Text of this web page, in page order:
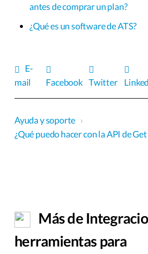
antes de comprar un plan?
¿Qué es un software de ATS?
E-
mail
Facebook Twitter
Ayuda y soporte ›
¿Qué puedo hacer con la API de
Más de
herramientas para